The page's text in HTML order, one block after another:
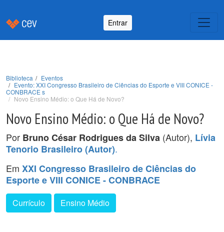
Entrar
Biblioteca
Eventos
Evento: XXI Congresso Brasileiro de Ciências do Esporte e VIII CONICE -
CONBRACE s
Novo Ensino Médio: o Que Há de Novo?
Novo Ensino Médio: o Que Há de Novo?
Por Bruno César Rodrigues da Silva (Autor), Lívia
Tenorio Brasileiro (Autor).
Em XXI Congresso Brasileiro de Ciências do
Esporte e VIII CONICE - CONBRACE
Currículo Ensino Médio